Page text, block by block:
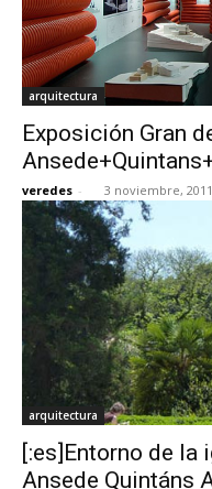
arquitectura
Exposición Gran
veredes - 3 noviembre, 2011
arquitectura
[:es]Entorno de la
Ansede Quintáns